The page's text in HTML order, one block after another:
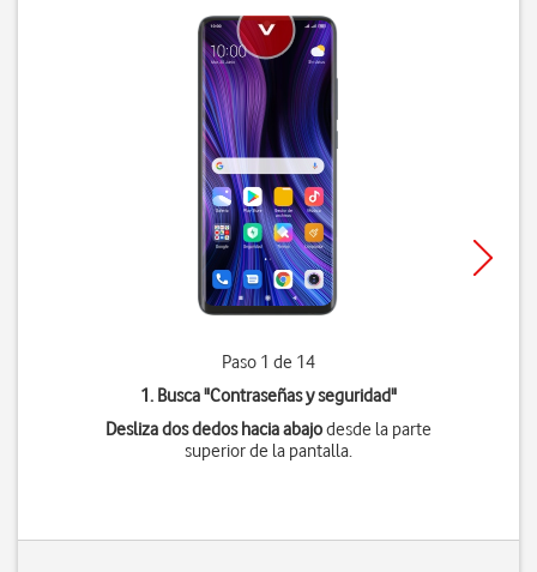
Paso 1 de 14
1. Busca "Contraseñas y seguridad"
Desliza dos dedos hacia abajodesde la parte
superior de la pantalla.